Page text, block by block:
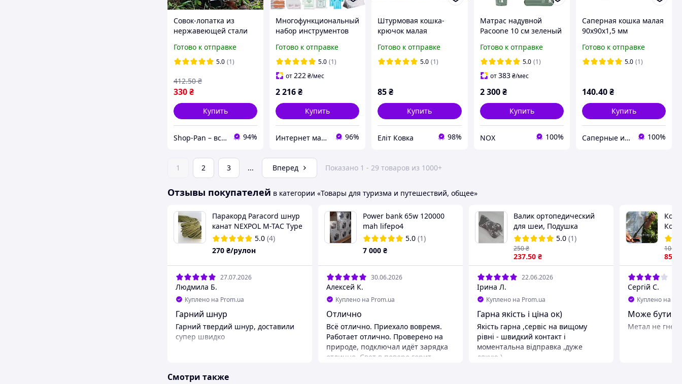
Совок-лопатка из
нержавеющей стали
Готово к отправке
5.0 (1)
330₴
412.50 ₴
Купить
Shop-Pan – все для отдыха, дома и вдохновения! 94%
Многофункциональный
набор инструментов
Инструмент) SOS-51
Готово к отправке
5.0 (1)
от222₴/мес
2 216₴
Купить
Интернет магазин Мир подарков 96%
Штурмовая кошка-
крючок малая
лучшей цене в
интернете
Готово к отправке
5.0 (1)
85₴
Купить
Еліт Ковка 98%
Матрас надувной
Pacoone 10 см зеленый
насосом
Готово к отправке
5.0 (1)
от383 ₴/мес
2 300 ₴
Купить
NOX 100%
Саперная кошка малая
90х90х1,5 мм
Готово к отправке
5.0 (1)
140.40₴
Купить
Саперные инструменты и оборудование для разминирования 100%
1 2 3 ... Вперед Показано 1 - 29 товаров из 1000+
Отзывы покупателей в категории «Товары для туризма и путешествий, общее»
Паракорд Paracord шнур
канат NEXPOL M-TAC Type
III 5мм 25 метрів, до 300
кг зеленый, хаки
5.0 (4)
270 ₴/рулон
27.07.2026
Людмила Б.
Куплено на Prom.ua
Гарний шнур
Гарний твердий шнур, доставили
супер швидко
Power bank 65w 120000
mah lifepo4
5.0 (1)
7 000 ₴
30.06.2026
Алексей К.
Куплено на Prom.ua
Отлично
Всё отлично. Приехало вовремя.
Работает отлично. Проверено на
природе, подключал идёт зарядка
отлично. Свет в повере горит
Валик ортопедический
для шеи, Подушка
косточка для спины.Валик
под ногу . Поддержка
руки-кисти
5.0 (1)
237.50 ₴
250₴
22.06.2026
Ірина Л.
Куплено на Prom.ua
Гарна якість і ціна ок)
Якість гарна ,сервіс на вищому
рівні - швидкий контакт і
моментальна відправка ,дуже
дякую )
85
106
Сергій С.
Куплено на
Може бути
Метал не
Смотри также